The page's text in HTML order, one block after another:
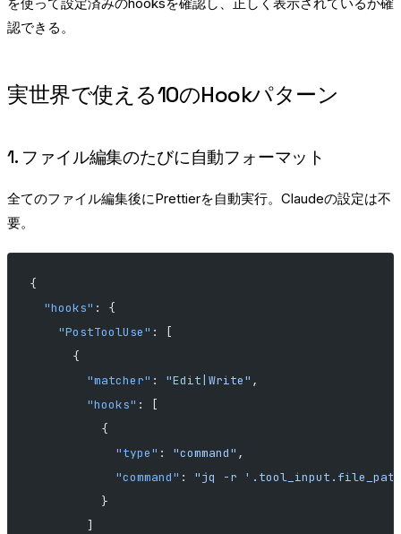
認できる。
実世界で使える10のHookパターン
1. ファイル編集のたびに自動フォーマット
全てのファイル編集後にPrettierを自動実行。Claudeの設定は不
要。
{
  "hooks"
: {
    "PostToolUse"
: [
      {
        "matcher"
: "Edit|Write" ,
        "hooks"
: [
          {
            "type"
: "command" ,
            "command"
: "jq -r
          }
        ]